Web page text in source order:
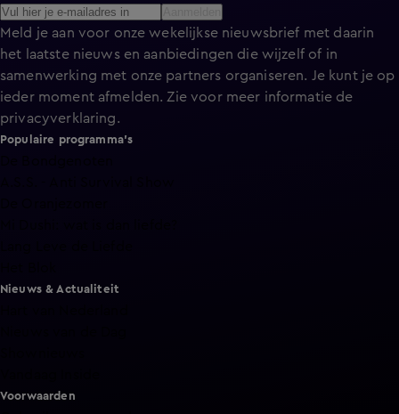
Meld je aan voor onze wekelijkse nieuwsbrief met daarin
het laatste nieuws en aanbiedingen die wijzelf of in
samenwerking met onze partners organiseren. Je kunt je op
ieder moment afmelden. Zie voor meer informatie de
privacyverklaring.
Populaire programma's
Nieuws & Actualiteit
Voorwaarden